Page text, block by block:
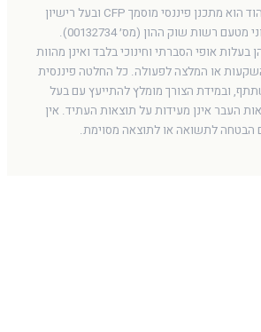
חשוב לדעת: פיטר הוד הוא מתכנן פיננסי מוסמך CFP ובעל רישיון
סוכן ביטוח פנסיוני מטעם רשות שוק ההון (מס׳ 00132734).
אופי הסברתי וחינוכי בלבד ואינן מהוות
השקעות או המלצה לפעולה. כל החלטה פיננסית
ובמידת הצורך מומלץ להתייעץ עם בעל
העבר אינן מעידות על תוצאות העתיד. אין
הבטחה לתשואה או לתוצאה מסוימת.